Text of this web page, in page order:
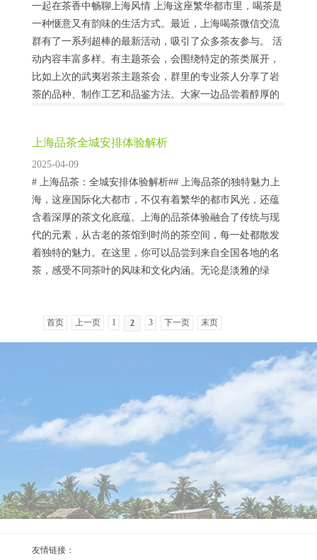
一起在茶香中畅聊上海风情 上海这座繁华都市里，喝茶是
一种惬意又有韵味的生活方式。最近，上海喝茶微信交流
群有了一系列超棒的最新活动，吸引了众多茶友参与。 活
动内容丰富多样。有主题茶会，会围绕特定的茶类展开，
比如上次的武夷岩茶主题茶会，群里的专业茶人分享了岩
茶的品种、制作工艺和品鉴方法。大家一边品尝着醇厚的
上海品茶全城安排体验解析
2025-04-09
# 上海品茶：全城安排体验解析## 上海品茶的独特魅力上
海，这座国际化大都市，不仅有着繁华的都市风光，还蕴
含着深厚的茶文化底蕴。上海的品茶体验融合了传统与现
代的元素，从古老的茶馆到时尚的茶空间，每一处都散发
着独特的魅力。在这里，你可以品尝到来自全国各地的名
茶，感受不同茶叶的风味和文化内涵。无论是淡雅的绿
首页 上一页 1 2 3 下一页 末页
友情链接：